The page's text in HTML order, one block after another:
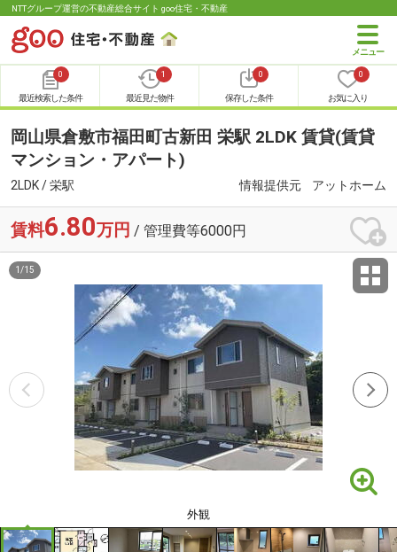
NTTグループ運営の不動産総合サイト goo住宅・不動産
0
最近検索した条件
1
最近見た物件
0
保存した条件
0
お気に入り
岡山県倉敷市福田町古新田 栄駅 2LDK 賃貸(賃貸
マンション・アパート)
2LDK / 栄駅 情報提供元 アットホーム
賃料6.80万円 / 管理費等6000円
外観
1 /15